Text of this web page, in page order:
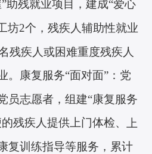
助残就业项目，建成“爱心
坊2个，残疾人辅助性就业
残疾人或困难重度残疾人
。 康复服务“面对面”：党
员志愿者 ，组建“康复服务
残疾人提供上门体检、
上
复训练指导等服务，累计